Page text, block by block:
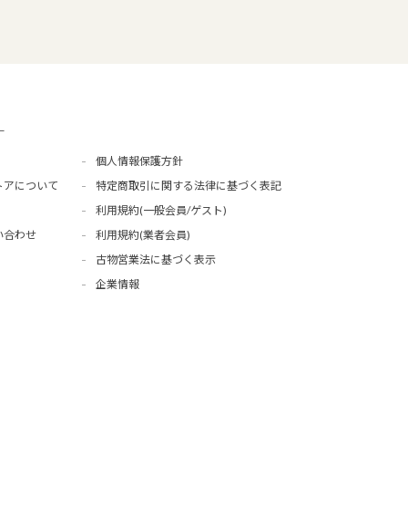
について
合わせ
個人情報保護方針
特定商取引に関する法律に基づく表記
利用規約(一般会員/ゲスト)
利用規約(業者会員)
古物営業法に基づく表示
企業情報